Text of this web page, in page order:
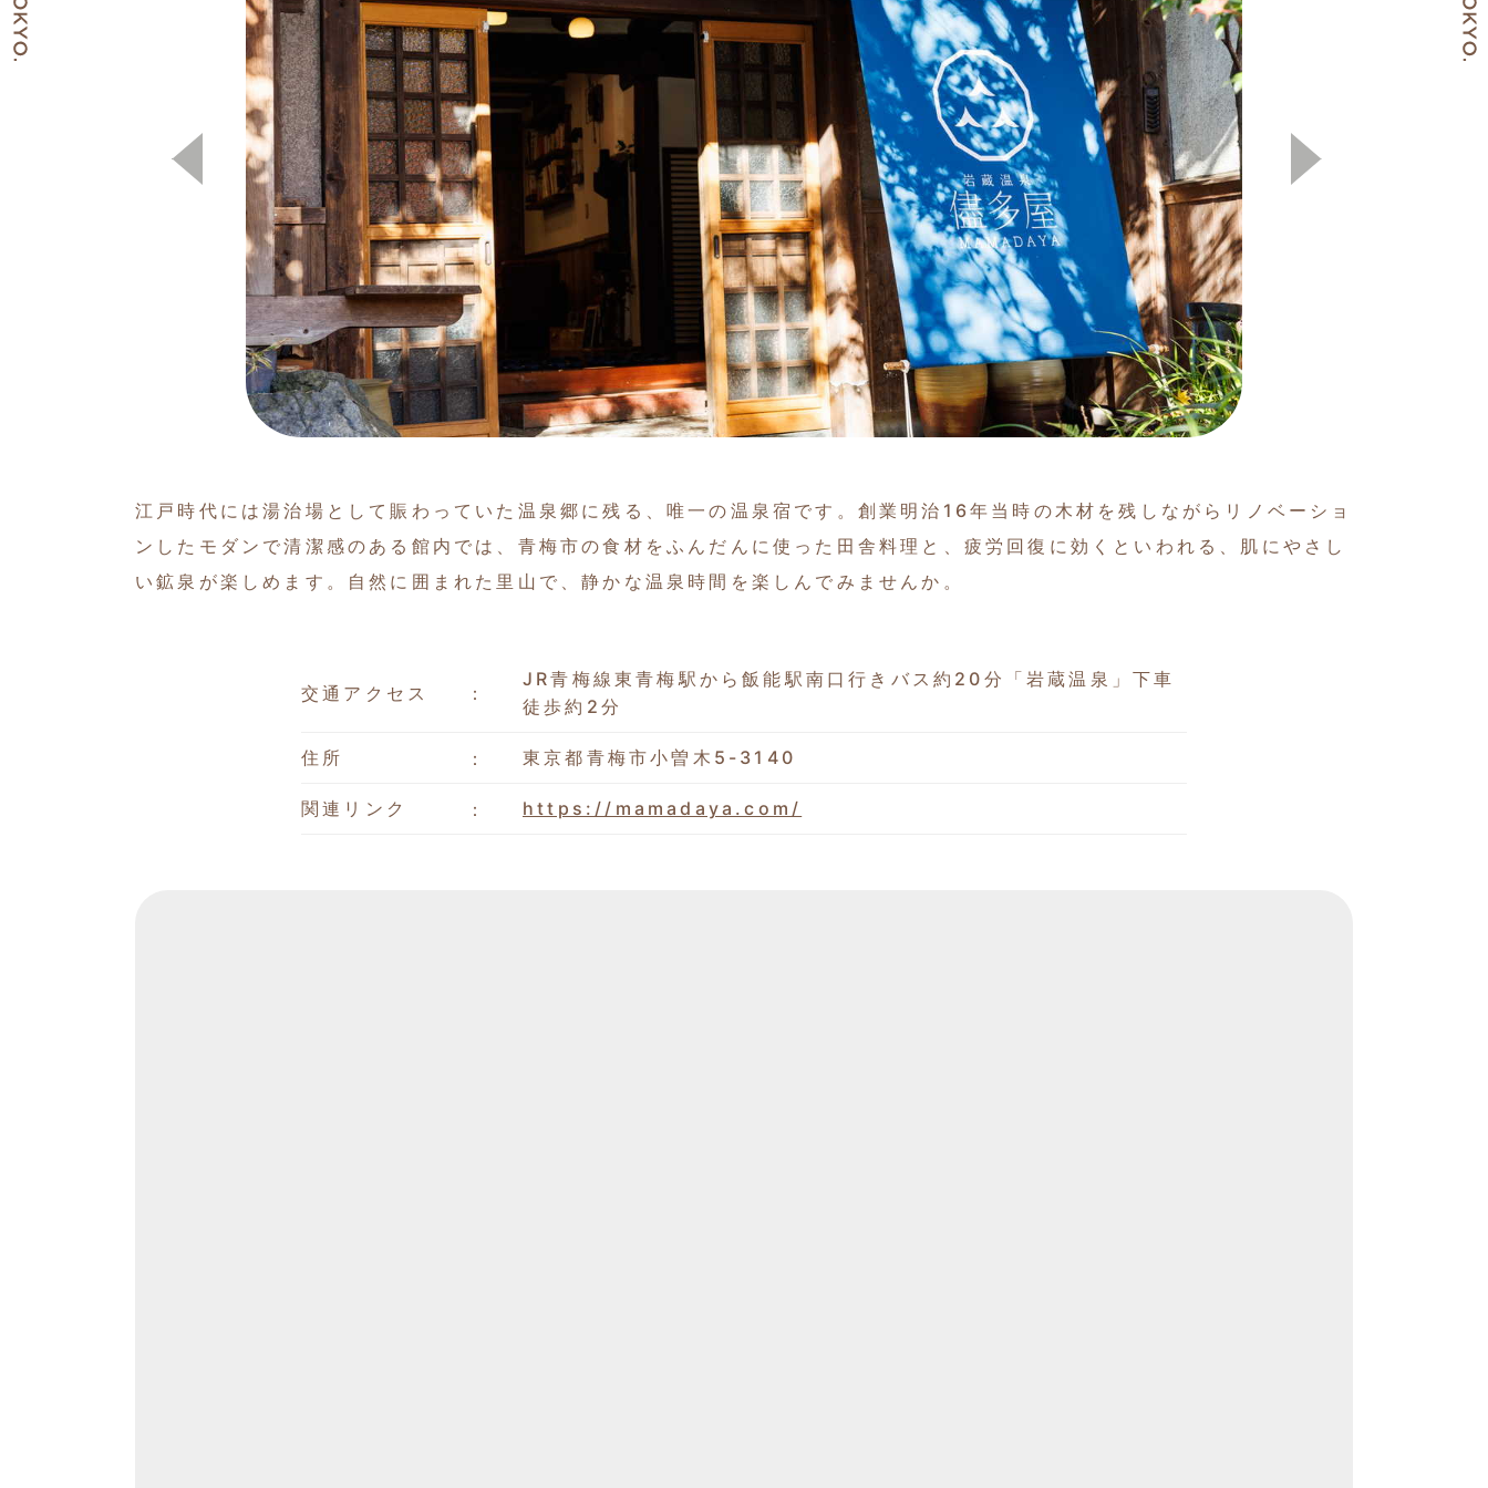
泊まる・癒やされる
季節の特集記事
江戸時代には湯治場として賑わっていた温泉郷に残る、唯一の温泉宿です。創業明治16年当時の木材を残しながらリノベーショ
ンしたモダンで清潔感のある館内では、青梅市の食材をふんだんに使った田舎料理と、疲労回復に効くといわれる、肌にやさし
い鉱泉が楽しめます。自然に囲まれた里山で、静かな温泉時間を楽しんでみませんか。
交通アクセス
JR青梅線東青梅駅から飯能駅南口行きバス約20分「岩蔵温泉」下車
徒歩約2分
住所 東京都青梅市小曽木5-3140
関連リンク https://mamadaya.com/